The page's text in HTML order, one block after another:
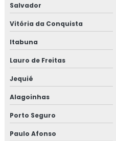
Salvador
Vitória da Conquista
Itabuna
Lauro de Freitas
Jequié
Alagoinhas
Porto Seguro
Paulo Afonso